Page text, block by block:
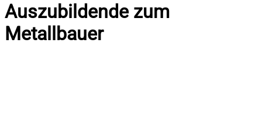
Auszubildende zum
Metallbauer